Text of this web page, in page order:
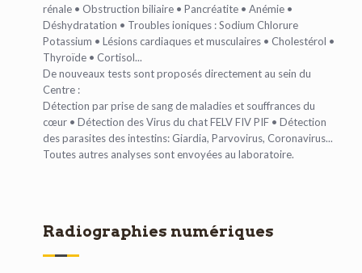
rénale • Obstruction biliaire • Pancréatite • Anémie •
Déshydratation • Troubles ioniques : Sodium Chlorure
Potassium • Lésions cardiaques et musculaires • Cholestérol •
Thyroïde • Cortisol...
De nouveaux tests sont proposés directement au sein du
Centre :
Détection par prise de sang de maladies et souffrances du
cœur • Détection des Virus du chat FELV FIV PIF • Détection
des parasites des intestins: Giardia, Parvovirus, Coronavirus...
Toutes autres analyses sont envoyées au laboratoire.
Radiographies numériques